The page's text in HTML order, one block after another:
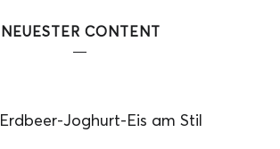
NEUESTER CONTENT
Erdbeer-Joghurt-Eis am Stil